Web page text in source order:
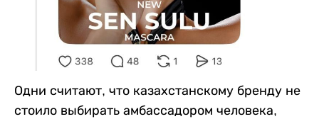
Одни считают, что казахстанскому бренду не
стоило выбирать амбассадором человека,